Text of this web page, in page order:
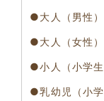
●大人（男性）
●大人（女性）
●小人（小学生
●乳幼児（小学